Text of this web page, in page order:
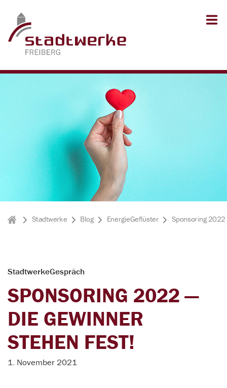
Stadtwerke Freiberg
Stadtwerke Blog EnergieGeflüster Sponsoring
StadtwerkeGespräch
SPONSORING 2022 —
DIE GEWINNER
STEHEN FEST!
1. November 2021